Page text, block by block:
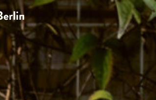
Zum Footer springen